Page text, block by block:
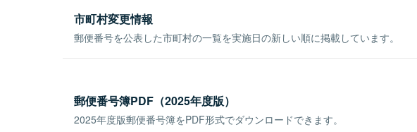
市町村変更情報
郵便番号を公表した市町村の一覧を実施日の新しい順に掲載しています。
郵便番号簿PDF（2025年度版）
2025年度版郵便番号簿をPDF形式でダウンロードできます。